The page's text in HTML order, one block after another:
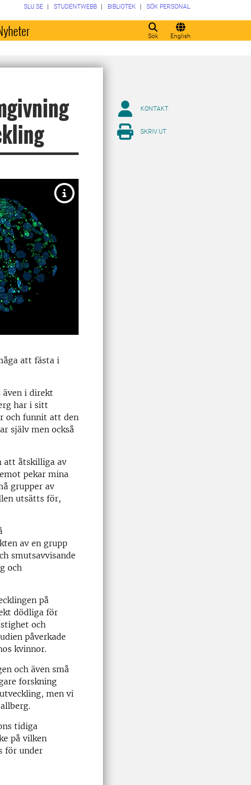
Sök English
SLU.SE STUDENTWEBB BIBLIOTEK SÖK PERSONAL
att fästa i
i direkt
har i sitt
och funnit att den
själv men också
att åtskilliga av
pekar mina
grupper av
utsätts för,
av en grupp
smutsavvisande
och
på
dödliga för
och
påverkade
kvinnor.
och även små
forskning
men vi
tidiga
på vilken
för under
KONTAKT
SKRIV UT